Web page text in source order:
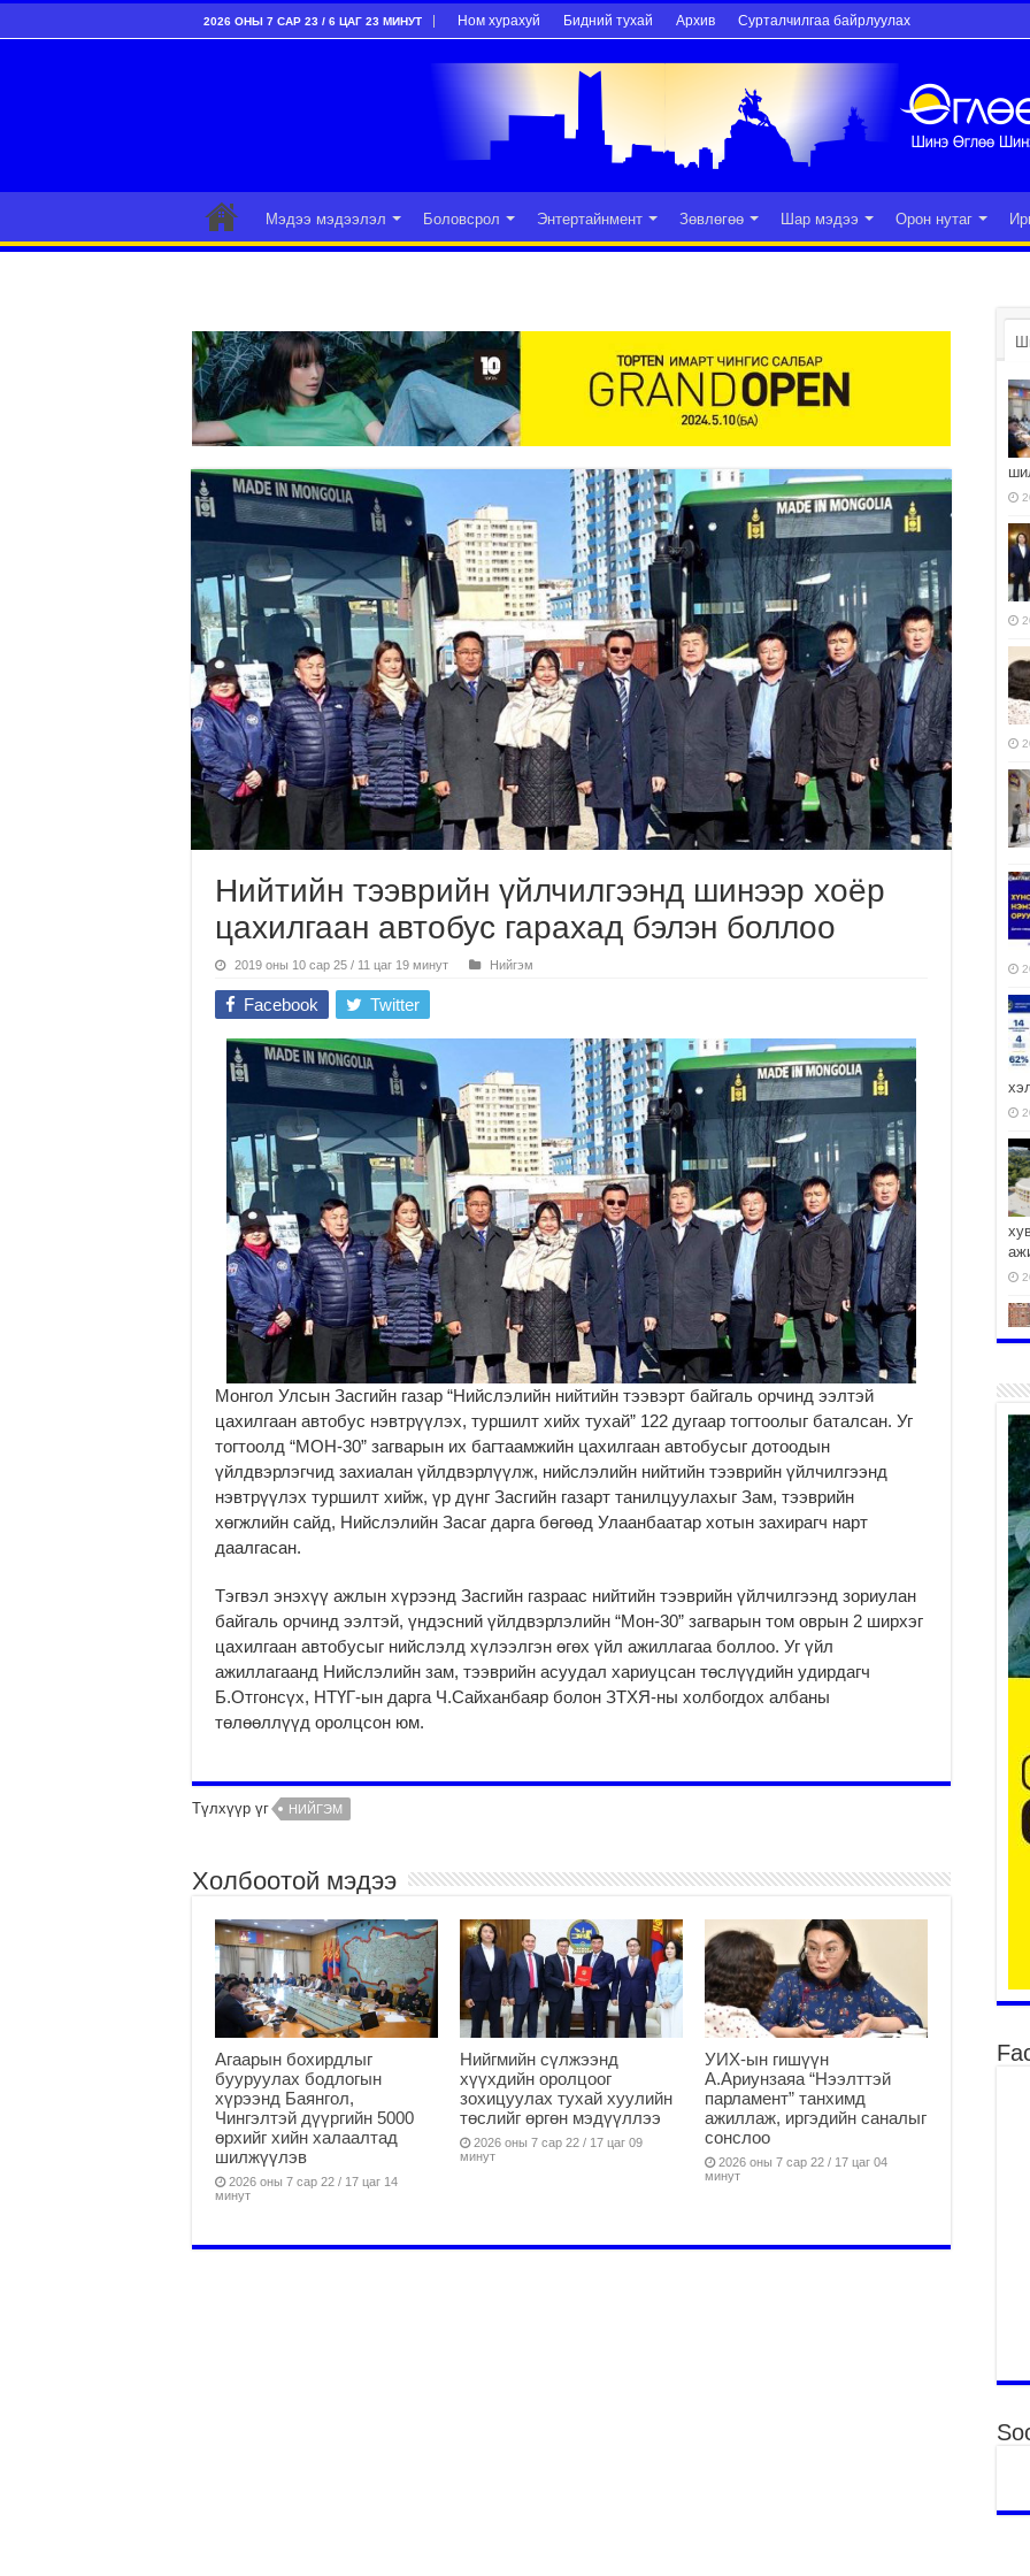
2026 ОНЫ 7 САР 23 / 6 ЦАГ 23 МИНУТ Ном хурахуй Бидний тухай Архив Сурталчилгаа байрлуулах
Мэдээ мэдээлэл Боловсрол Энтертайнмент Зөвлөгөө Шар мэдээ Орон нутаг
Нийтийн тээврийн үйлчилгээнд шинээр хоёр
цахилгаан автобус гарахад бэлэн боллоо
2019 оны 10 сар 25 / 11 цаг 19 минут Нийгэм
Facebook Twitter
Монгол Улсын Засгийн газар “Нийслэлийн нийтийн тээвэрт байгаль орчинд ээлтэй
цахилгаан автобус нэвтрүүлэх, туршилт хийх тухай” 122 дугаар тогтоолыг баталсан. Уг
тогтоолд “МОН-30” загварын их багтаамжийн цахилгаан автобусыг дотоодын
үйлдвэрлэгчид захиалан үйлдвэрлүүлж, нийслэлийн нийтийн тээврийн үйлчилгээнд
нэвтрүүлэх туршилт хийж, үр дүнг Засгийн газарт танилцуулахыг Зам, тээврийн
хөгжлийн сайд, Нийслэлийн Засаг дарга бөгөөд Улаанбаатар хотын захирагч нарт
даалгасан.
Тэгвэл энэхүү ажлын хүрээнд Засгийн газраас нийтийн тээврийн үйлчилгээнд зориулан
байгаль орчинд ээлтэй, үндэсний үйлдвэрлэлийн “Мон-30” загварын том оврын 2 ширхэг
цахилгаан автобусыг нийслэлд хүлээлгэн өгөх үйл ажиллагаа боллоо. Уг үйл
ажиллагаанд Нийслэлийн зам, тээврийн асуудал хариуцсан төслүүдийн удирдагч
Б.Отгонсүх, НТҮГ-ын дарга Ч.Сайханбаяр болон ЗТХЯ-ны холбогдох албаны
төлөөллүүд оролцсон юм.
Түлхүүр үг НИЙГЭМ
Холбоотой мэдээ
Агаарын бохирдлыг
бууруулах бодлогын
хүрээнд Баянгол,
Чингэлтэй дүүргийн 5000
өрхийг хийн халаалтад
шилжүүлэв
2026 оны 7 сар 22 / 17 цаг 14
минут
Нийгмийн сүлжээнд
хүүхдийн оролцоог
зохицуулах тухай хуулийн
төслийг өргөн мэдүүллээ
2026 оны 7 сар 22 / 17 цаг 09
минут
УИХ-ын гишүүн
А.Ариунзаяа “Нээлттэй
парламент” танхимд
ажиллаж, иргэдийн саналыг
сонслоо
2026 оны 7 сар 22 / 17 цаг 04
минут